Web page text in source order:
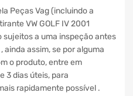
Peças Vag (incluindo a
VW GOLF IV 2001
sujeitos a uma inspeção antes
assim, se por alguma
o produto, entre em
3 dias úteis, para
rapidamente possível .